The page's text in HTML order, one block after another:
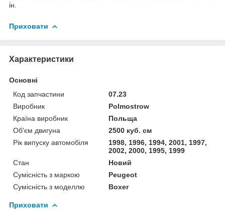
ін.
Приховати
Характеристики
Основні
Код запчастини
07.23
Виробник
Polmostrow
Країна виробник
Польща
Об'єм двигуна
2500 куб. см
Рік випуску автомобіля
1998, 1996, 1994, 2001, 1997,
2002, 2000, 1995, 1999
Стан
Новий
Сумісність з маркою
Peugeot
Сумісність з моделлю
Boxer
Приховати